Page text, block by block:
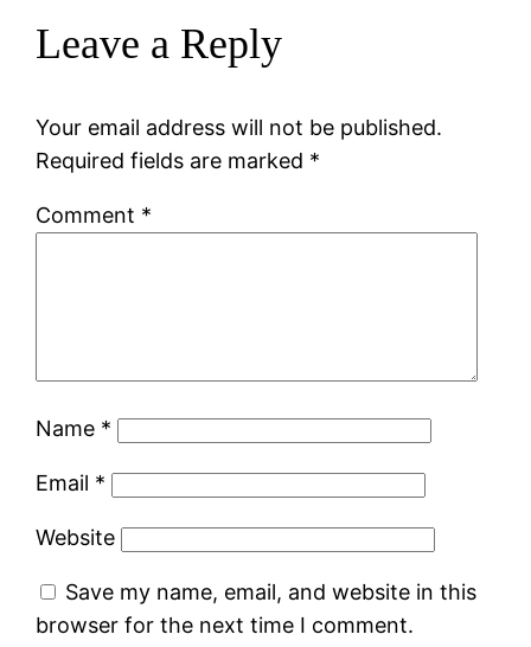
Leave a Reply
Your email address will not be published.
Required fields are marked *
Comment *
Name *
Email *
Website
Save my name, email, and website in this
browser for the next time I comment.